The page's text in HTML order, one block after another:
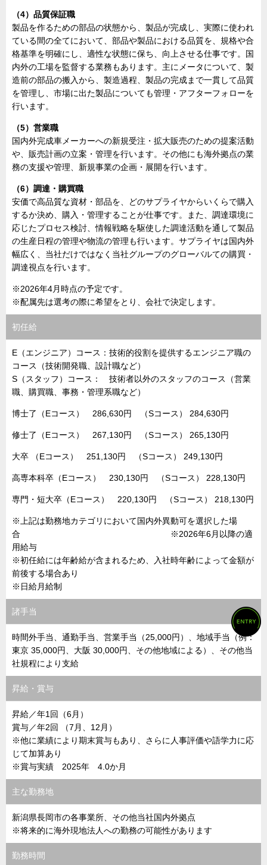
（4）品質保証職
製品を作るための部品の状態から、製品が完成し、実際に使われ
ている間の全てにおいて、部品や製品における品質を、規格や合
格基準を明確にし、適性な状態に保ち、向上させる仕事です。国
内外の工場を監督する業務もあります。主にメータについて、製
造前の部品の搬入から、製造過程、製品の完成まで一貫して品質
を管理し、市場に出た製品についても管理・アフターフォローを
行います。
（5）営業職
国内外完成車メーカーへの新規受注・拡大販売のための提案活動
や、販売計画の立案・管理を行います。その他にも海外拠点の業
務の支援や管理、新規事業の企画・展開を行います。
（6）調達・購買職
安価で高品質な資材・部品を、どのサプライヤからいくらで購入
するか決め、購入・管理することが仕事です。また、調達環境に
応じたプロセス検討、情報戦略を駆使した調達活動を通して製品
の生産日程の管理や物流の管理も行います。サプライヤは国内外
幅広く、当社だけではなく当社グループのグローバルての購買・
調達視点を行います。
※2026年4月時点の予定です。
※配属先は選考の際に希望をとり、会社で決定します。
初任給
E（エンジニア）コース：技術的役割を提供するエンジニア職の
コース（技術開発職、設計職など）
S（スタッフ）コース： 技術者以外のスタッフのコース（営業
職、購買職、事務・管理系職など）
博士了（Eコース） 286,630円 （Sコース） 284,630円
修士了（Eコース） 267,130円 （Sコース） 265,130円
大卒 （Eコース） 251,130円 （Sコース） 249,130円
高専本科卒（Eコース） 230,130円 （Sコース） 228,130円
専門・短大卒（Eコース） 220,130円 （Sコース） 218,130円
※上記は勤務地カテゴリにおいて国内外異動可を選択した場
合 ※2026年6月以降の適
用給与
※初任給には年齢給が含まれるため、入社時年齢によって金額が
前後する場合あり
※日給月給制
諸手当
時間外手当、通勤手当、営業手当（25,000円）、地域手当（例：
東京 35,000円、大阪 30,000円、その他地域による）、その他当
社規程により支給
昇給・賞与
昇給／年1回（6月）
賞与／年2回 （7月、12月）
※他に業績により期末賞与もあり、さらに人事評価や語学力に応
じて加算あり
※賞与実績 2025年 4.0か月
主な勤務地
新潟県長岡市の各事業所、その他当社国内外拠点
※将来的に海外現地法人への勤務の可能性があります
勤務時間